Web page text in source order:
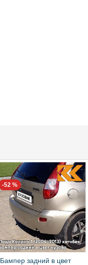
-52 %
Бампер задний в цвет